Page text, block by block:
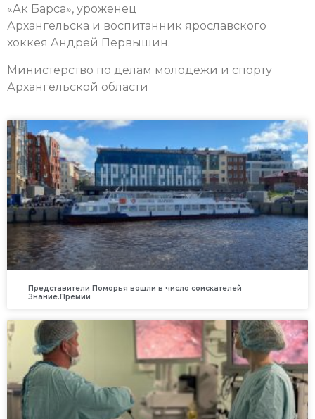
«Ак Барса», уроженец
Архангельска и воспитанник ярославского
хоккея Андрей Первышин.
Министерство по делам молодежи и спорту
Архангельской области
Представители Поморья вошли в число соискателей
Знание.Премии